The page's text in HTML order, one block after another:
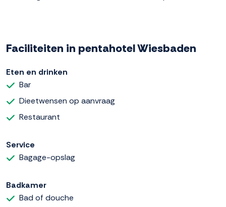
Faciliteiten in pentahotel Wiesbaden
Eten en drinken
Bar
Dieetwensen op aanvraag
Restaurant
Service
Bagage-opslag
Badkamer
Bad of douche